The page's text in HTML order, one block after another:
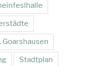
Goarshausen
Stadtplan